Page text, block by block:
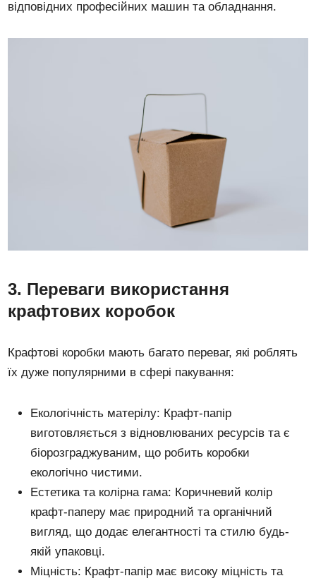
відповідних професійних машин та обладнання.
3. Переваги використання
крафтових коробок
Крафтові коробки мають багато переваг, які роблять
їх дуже популярними в сфері пакування:
Екологічність матерілу: Крафт-папір
виготовляється з відновлюваних ресурсів та є
біорозграджуваним, що робить коробки
екологічно чистими.
Естетика та колірна гама: Коричневий колір
крафт-паперу має природний та органічний
вигляд, що додає елегантності та стилю будь-
якій упаковці.
Міцність: Крафт-папір має високу міцність та